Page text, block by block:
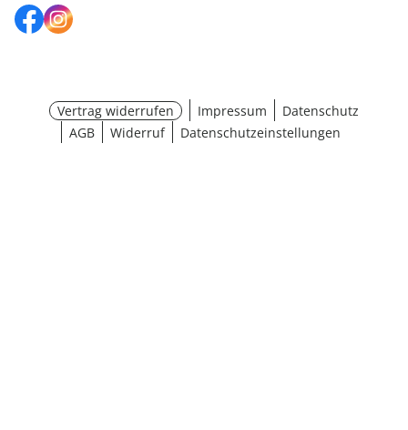
Vertrag widerrufen Impressum
Datenschutz
AGB
Widerruf Datenschutzeinstellungen